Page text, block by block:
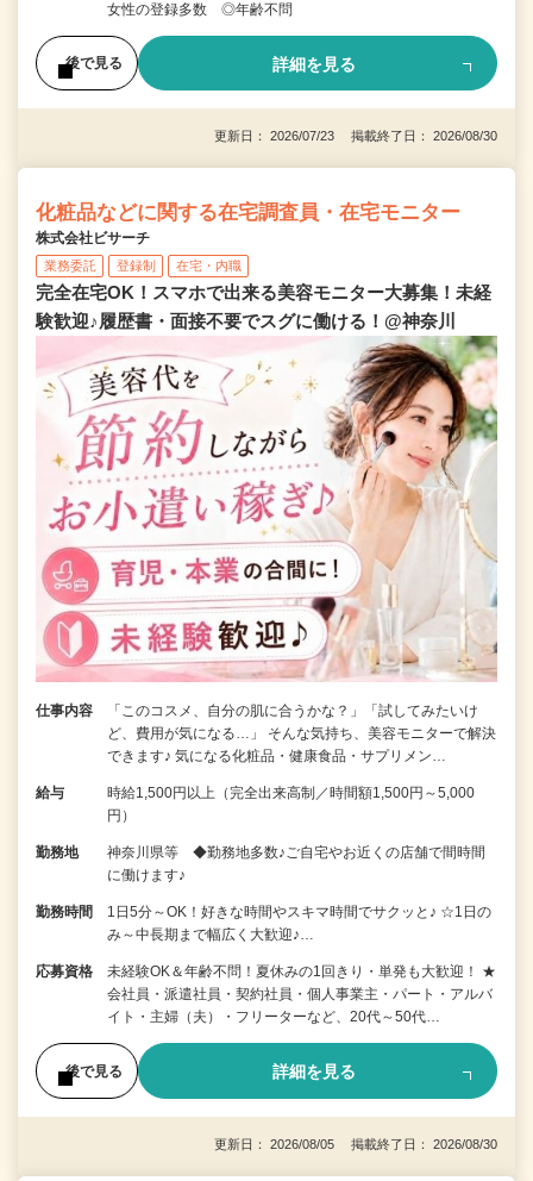
女性の登録多数 ◎年齢不問
後で見る 詳細を見る
更新日： 2026/07/23 掲載終了日： 2026/08/30
化粧品などに関する在宅調査員・在宅モニター
株式会社ビサーチ
業務委託 登録制 在宅・内職
完全在宅OK！スマホで出来る美容モニター大募集！未経
験歓迎♪履歴書・面接不要でスグに働ける！@神奈川
仕事内容
「このコスメ、自分の肌に合うかな？」「試してみたいけ
ど、費用が気になる…」 そんな気持ち、美容モニターで解決
できます♪ 気になる化粧品・健康食品・サプリメン…
給与
時給1,500円以上（完全出来高制／時間額1,500円～5,000
円）
勤務地
神奈川県等 ◆勤務地多数♪ご自宅やお近くの店舗で間時間
に働けます♪
勤務時間
1日5分～OK！好きな時間やスキマ時間でサクッと♪ ☆1日の
み～中長期まで幅広く大歓迎♪…
応募資格
未経験OK＆年齢不問！夏休みの1回きり・単発も大歓迎！ ★
会社員・派遣社員・契約社員・個人事業主・パート・アルバ
イト・主婦（夫）・フリーターなど、20代～50代…
後で見る 詳細を見る
更新日： 2026/08/05 掲載終了日： 2026/08/30